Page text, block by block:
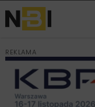
REKLAMA